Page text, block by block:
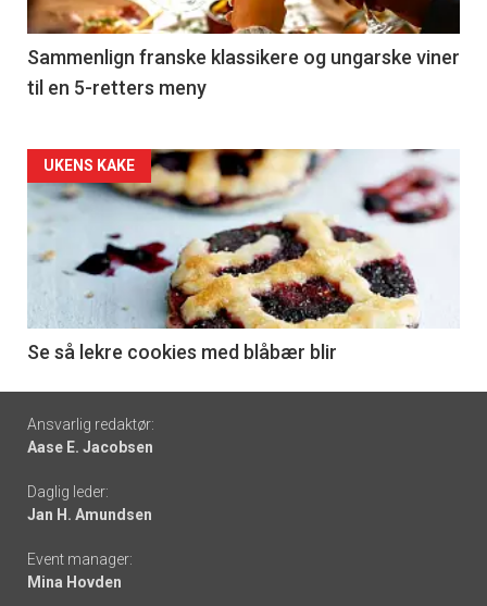
-
5
Sammenlign franske klassikere og ungarske viner
til en 5-retters meny
Forsiden
akkurat
nå
6
UKENS KAKE
Se så lekre cookies med blåbær blir
Footer
-
links
Ansvarlig redaktør:
Aase E. Jacobsen
Daglig leder:
Jan H. Amundsen
Event manager:
Mina Hovden